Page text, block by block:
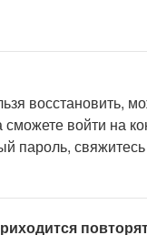
восстановить,
сможете войти на
пароль,